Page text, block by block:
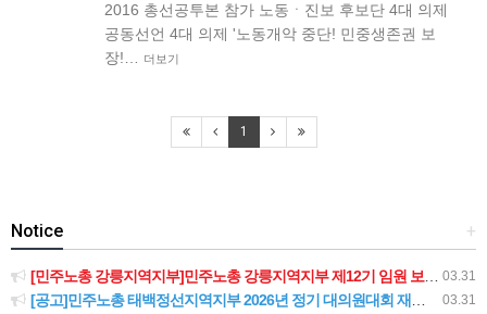
2016 총선공투본 참가 노동ㆍ진보 후보단 4대 의제
공동선언 4대 의제 '노동개악 중단! 민중생존권 보
장!…
더보기
1
+
Notice
03.31
[민주노총 강릉지역지부]민주노총 강릉지역지부 제12기 임원 보궐선거결과 공고
03.31
[공고]민주노총 태백정선지역지부 2026년 정기 대의원대회 재소집 건